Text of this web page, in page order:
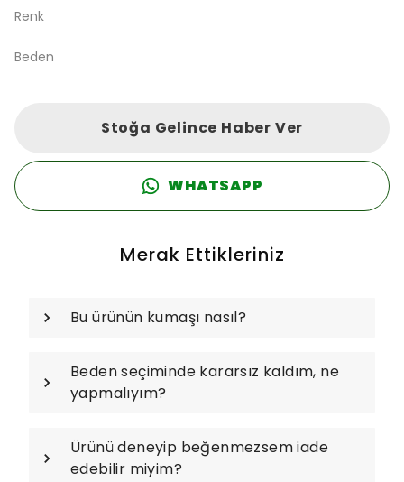
Renk
Beden
Stoğa Gelince Haber Ver
WHATSAPP
Merak Ettikleriniz
Bu ürünün kumaşı nasıl?
Beden seçiminde kararsız kaldım, ne
yapmalıyım?
Ürünü deneyip beğenmezsem iade
edebilir miyim?